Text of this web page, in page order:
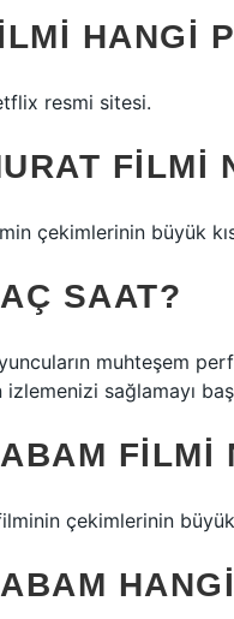
HANGI
resmi sitesi.
FILMI
çekimlerinin büyük
SAAT?
muhteşem
izlemenizi sağlamayı
FILMI
çekimlerinin